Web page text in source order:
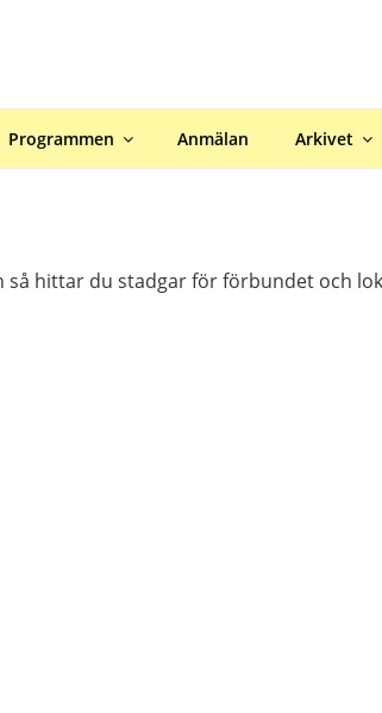
Programmen Anmälan Arkivet
så hittar du stadgar för förbundet och